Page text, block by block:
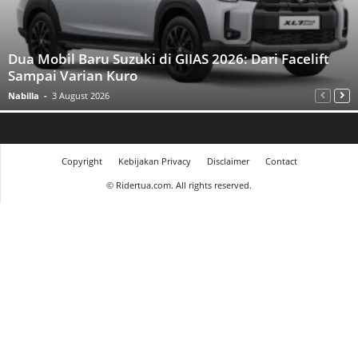
Dua Mobil Baru Suzuki di GIIAS 2026: Dari Facelift
Sampai Varian Kuro
Nabilla - 3 August 2026
Copyright Kebijakan Privacy Disclaimer
Contact
© Ridertua.com. All rights reserved.